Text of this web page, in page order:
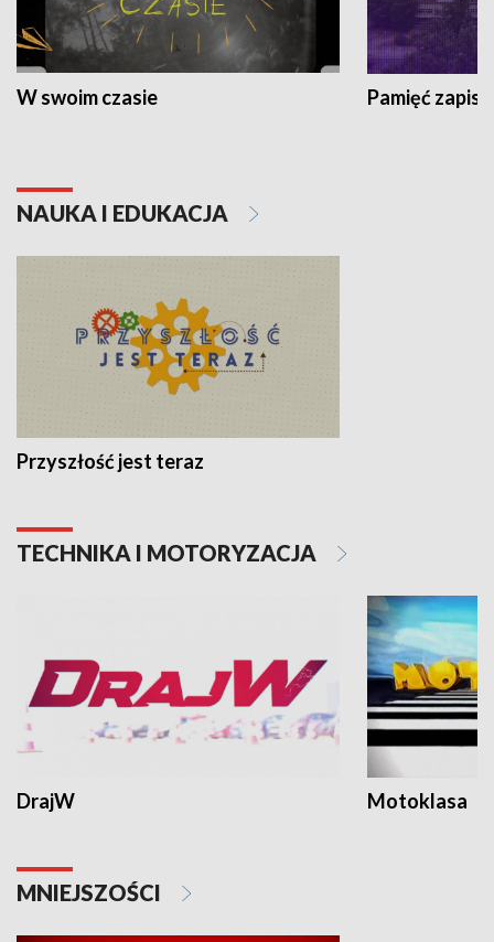
W swoim czasie Pamięć
NAUKA I EDUKACJA
Przyszłość jest teraz
TECHNIKA I MOTORYZACJA
DrajW Motoklasa
MNIEJSZOŚCI